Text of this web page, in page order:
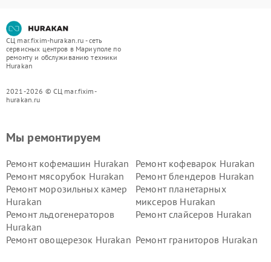
СЦ mar.fixim-hurakan.ru - сеть
сервисных центров в Мариуполе по
ремонту и обслуживанию техники
Hurakan
2021-2026 © СЦ mar.fixim-
hurakan.ru
Мы ремонтируем
Ремонт кофемашин Hurakan
Ремонт кофеварок Hurakan
Ремонт мясорубок Hurakan
Ремонт блендеров Hurakan
Ремонт морозильных камер
Hurakan
Ремонт планетарных
миксеров Hurakan
Ремонт льдогенераторов
Hurakan
Ремонт слайсеров Hurakan
Ремонт овощерезок Hurakan Ремонт граниторов Hurakan